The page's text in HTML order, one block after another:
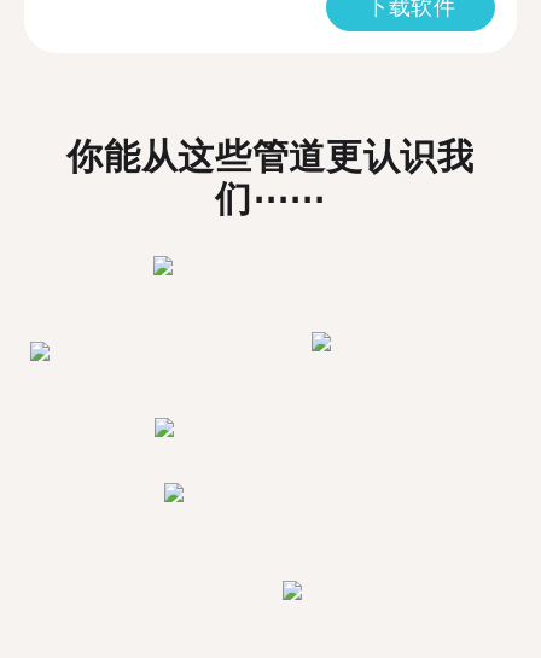
下载软件
你能从这些管道更认识我
们⋯⋯